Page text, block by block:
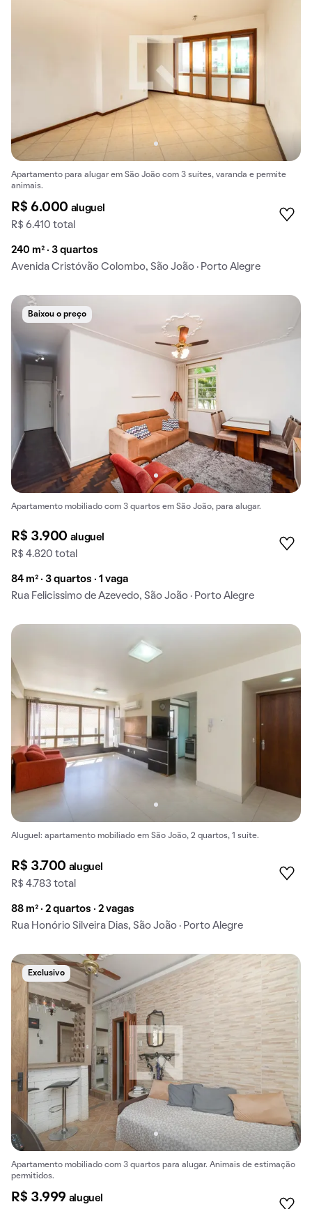
Apartamento para alugar em São João com 3 suítes, varanda e permite
animais.
R$ 6.000 aluguel
R$ 6.410 total
240 m² · 3 quartos
Avenida Cristóvão Colombo, São João · Porto Alegre
Baixou o preço
Apartamento mobiliado com 3 quartos em São João, para alugar.
R$ 3.900 aluguel
R$ 4.820 total
84 m² · 3 quartos · 1 vaga
Rua Felicissimo de Azevedo, São João · Porto Alegre
Aluguel: apartamento mobiliado em São João, 2 quartos, 1 suíte.
R$ 3.700 aluguel
R$ 4.783 total
88 m² · 2 quartos · 2 vagas
Rua Honório Silveira Dias, São João · Porto Alegre
Exclusivo
Apartamento mobiliado com 3 quartos para alugar. Animais de estimação
permitidos.
R$ 3.999 aluguel